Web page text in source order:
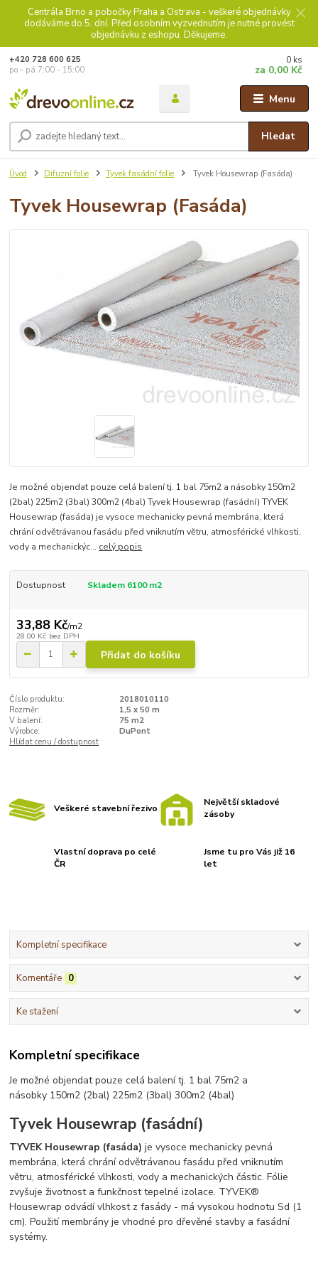
Centrála Brno a pobočky Praha a Ostrava - veškeré objednávky
dodáváme do 5. dní. Před osobním vyzvednutím je nutné provést
objednávku z eshopu. Děkujeme.
Menu
Hledat
+420 728 600 625
po - pá 7:00 - 15:00
0 ks
za 0,00 Kč
Úvod Difuzní folie Tyvek fasádní folie Tyvek Housewrap (Fasáda)
Tyvek Housewrap (Fasáda)
Je možné objendat pouze celá balení tj. 1 bal 75m2 a násobky 150m2
(2bal) 225m2 (3bal) 300m2 (4bal) Tyvek Housewrap (fasádní) TYVEK
Housewrap (fasáda) je vysoce mechanicky pevná membrána, která
chrání odvětrávanou fasádu před vniknutím větru, atmosférické vlhkosti,
vody a mechanickýc... celý popis
Dostupnost Skladem 6100 m2
33,88 Kč/m2
28,00 Kč bez DPH
Přidat do košíku
Číslo produktu:
2018010110
Rozměr:
1,5 x 50 m
V balení:
75 m2
Výrobce:
DuPont
Hlídat cenu / dostupnost
Veškeré stavební řezivo
Největší skladové
zásoby
Vlastní doprava po celé
ČR
Jsme tu pro Vás již 16
let
Kompletní specifikace
Komentáře 0
Ke stažení
Kompletní specifikace
Je možné objendat pouze celá balení tj. 1 bal 75m2 a
násobky 150m2 (2bal) 225m2 (3bal) 300m2 (4bal)
Tyvek Housewrap (fasádní)
TYVEK Housewrap (fasáda) je vysoce mechanicky pevná
membrána, která chrání odvětrávanou fasádu před vniknutím
větru, atmosférické vlhkosti, vody a mechanických částic. Fólie
zvyšuje životnost a funkčnost tepelné izolace. TYVEK®
Housewrap odvádí vlhkost z fasády - má vysokou hodnotu Sd (1
cm). Použití membrány je vhodné pro dřevěné stavby a fasádní
systémy.